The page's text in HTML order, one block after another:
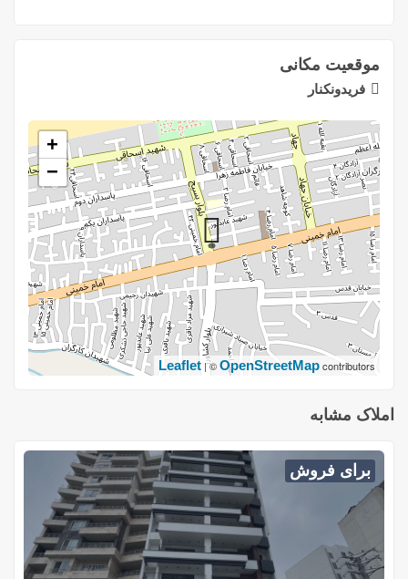
موقعیت مکانی
فریدونکنار
+
−
Leaflet | ©OpenStreetMapcontributors
املاک مشابه
برای فروش